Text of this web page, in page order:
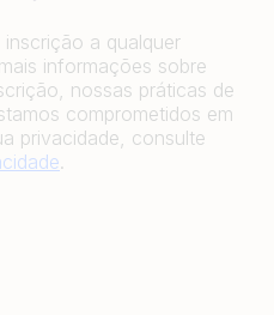
a qualquer
informações sobre
nossas práticas de
comprometidos em
privacidade, consulte
.